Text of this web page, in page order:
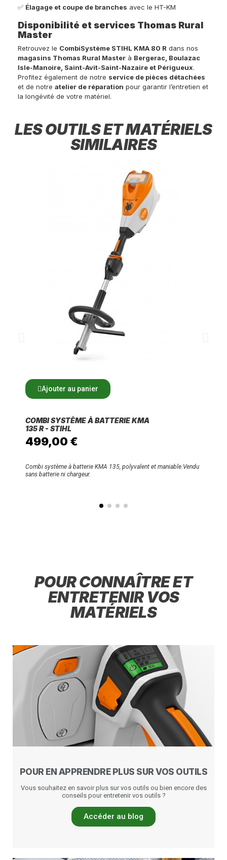
✅ Élagage et coupe de branches avec le HT-KM
Disponibilité et services Thomas Rural
Master
Retrouvez le CombiSystème STIHL KMA 80 R dans nos
magasins Thomas Rural Master à Bergerac, Boulazac
Isle-Manoire, Saint-Avit-Saint-Nazaire et Périgueux.
Profitez également de notre service de pièces détachées
et de notre atelier de réparation pour garantir l’entretien et
la longévité de votre matériel.
LES OUTILS ET MATÉRIELS
SIMILAIRES
Ajouter au panier
COMBI SYSTÈME À BATTERIE KMA
135 R - STIHL
499,00 €
Combi système à batterie KMA 135, polyvalent et maniable.Vendu
sans batterie ni chargeur.
POUR CONNAÎTRE ET
ENTRETENIR VOS
MATÉRIELS
POUR EN APPRENDRE PLUS SUR VOS OUTILS
Vous souhaitez en savoir plus sur vos outils ou bien encore des
conseils pour entretenir vos outils ?
Accéder au blog